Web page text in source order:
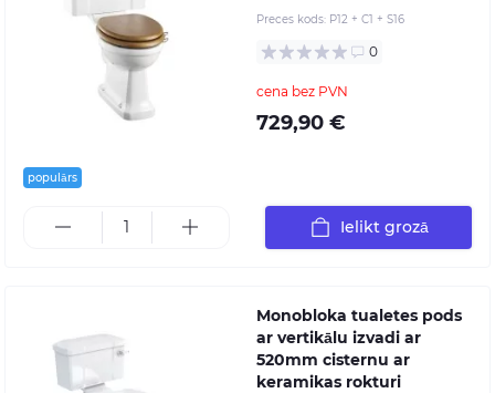
populārs
Preces kods: P12 + C1 + S16
0
cena bez PVN
729,90 €
Ielikt grozā
Monobloka tualetes pods
ar vertikālu izvadi ar
520mm cisternu ar
keramikas rokturi